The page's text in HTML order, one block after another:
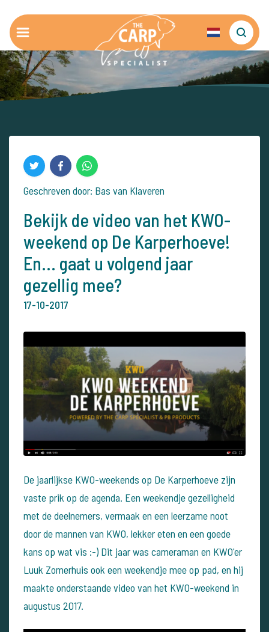
Geschreven door: Bas van Klaveren
Bekijk de video van het KWO-
weekend op De Karperhoeve!
En... gaat u volgend jaar
gezellig mee?
17-10-2017
De jaarlijkse KWO-weekends op De Karperhoeve zijn
vaste prik op de agenda. Een weekendje gezelligheid
met de deelnemers, vermaak en een leerzame noot
door de mannen van KWO, lekker eten en een goede
kans op wat vis :-) Dit jaar was cameraman en KWO'er
Luuk Zomerhuis ook een weekendje mee op pad, en hij
maakte onderstaande video van het KWO-weekend in
augustus 2017.